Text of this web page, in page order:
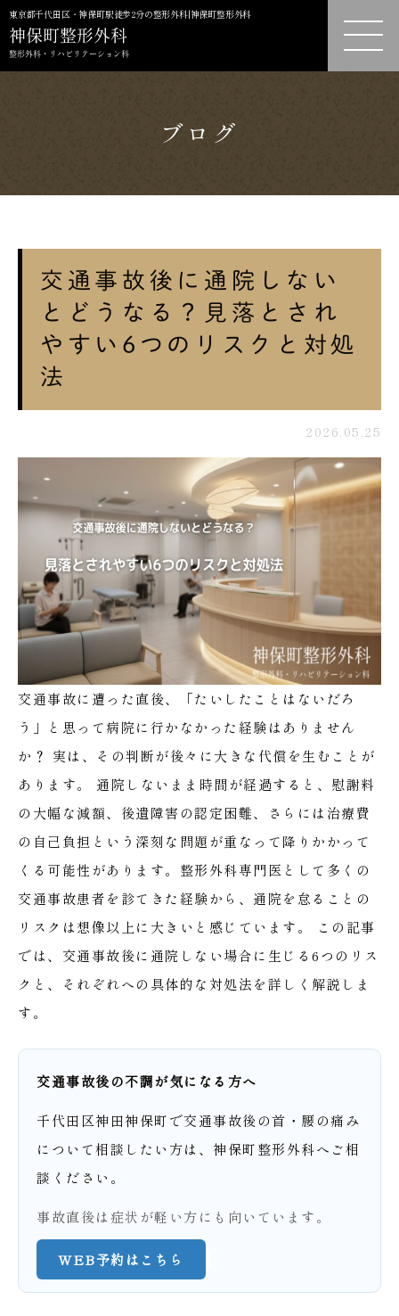
東京都千代田区・神保町駅徒歩2分の整形外科|神保町整形外科
ブログ
交通事故後に通院しない
とどうなる？見落とされ
やすい6つのリスクと対処
法
2026.05.25
交通事故に遭った直後、「たいしたことはないだろ
う」と思って病院に行かなかった経験はありません
か？ 実は、その判断が後々に大きな代償を生むことが
あります。
通院しないまま時間が経過すると、慰謝料
の大幅な減額、後遺障害の認定困難、さらには治療費
の自己負担という深刻な問題が重なって降りかかって
くる可能性があります。整形外科専門医として多くの
交通事故患者を診てきた経験から、通院を怠ることの
リスクは想像以上に大きいと感じています。
この記事
では、交通事故後に通院しない場合に生じる6つのリス
クと、それぞれへの具体的な対処法を詳しく解説しま
す。
交通事故後の不調が気になる方へ
千代田区神田神保町で交通事故後の首・腰の痛み
について相談したい方は、神保町整形外科へご相
談ください。
事故直後は症状が軽い方にも向いています。
WEB予約はこちら